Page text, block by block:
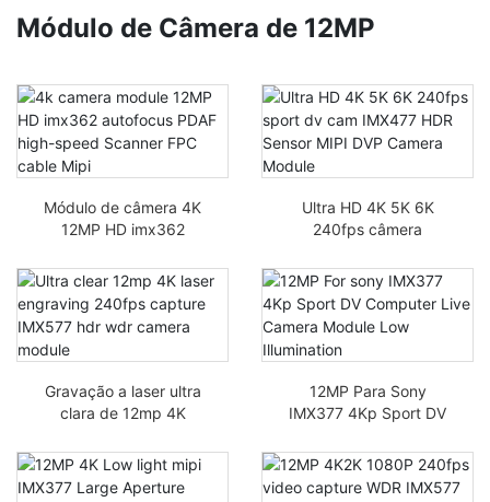
Módulo de Câmera de 12MP
Módulo de câmera 4K
12MP HD imx362
FPC de alta velocidade
Mipi
Ultra HD 4K 5K 6K
240fps câmera
HDR Sensor MIPI DVP
Módulo de câmera
Gravação a laser ultra
clara de 12mp 4K
HDR wdr módulo de
câmera
12MP Para Sony
IMX377 4Kp Sport DV
Vivo com Baixa
Iluminação